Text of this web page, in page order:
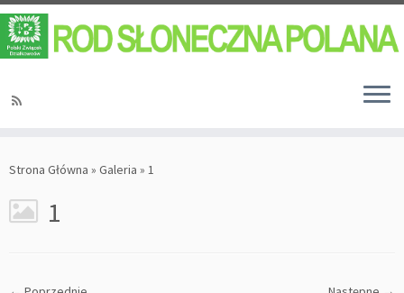
Strona Główna » Galeria » 1
1